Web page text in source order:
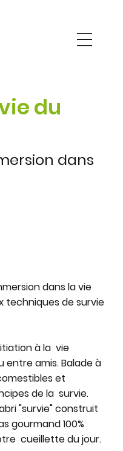
du
dans
dans la vie
techniques de survie
à la vie
entre amis. Balade à
et
de la survie.
"survie" construit
gourmand 100%
cueillette du jour.